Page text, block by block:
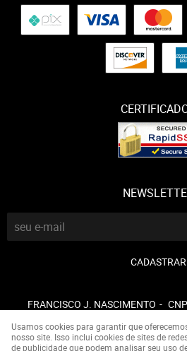
CADASTRAR
FRANCISCO J. NASCIMENTO
Usamos cookies para garantir que
nosso site. Isso inclui cookies de sites de
de publicidade que podem analisar seu uso